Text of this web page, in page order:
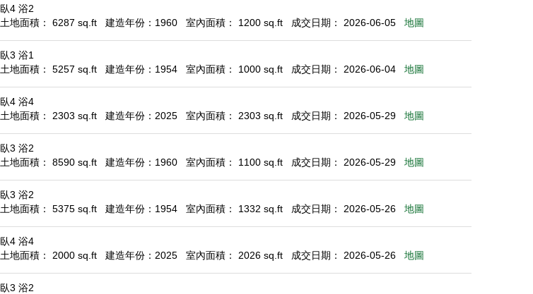
臥4 浴2
土地面積： 6287 sq.ft
建造年份：1960 室內面積： 1200 sq.ft 成交日期： 2026-06-05 地圖
臥3 浴1
土地面積： 5257 sq.ft
建造年份：1954 室內面積： 1000 sq.ft 成交日期： 2026-06-04 地圖
臥4 浴4
土地面積： 2303 sq.ft
建造年份：2025 室內面積： 2303 sq.ft 成交日期： 2026-05-29 地圖
臥3 浴2
土地面積： 8590 sq.ft
建造年份：1960 室內面積： 1100 sq.ft 成交日期： 2026-05-29 地圖
臥3 浴2
土地面積： 5375 sq.ft
建造年份：1954 室內面積： 1332 sq.ft 成交日期： 2026-05-26 地圖
臥4 浴4
土地面積： 2000 sq.ft
建造年份：2025 室內面積： 2026 sq.ft 成交日期： 2026-05-26 地圖
臥3 浴2